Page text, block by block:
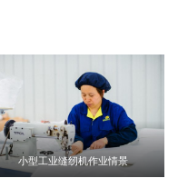
小型工业缝纫机作业情景